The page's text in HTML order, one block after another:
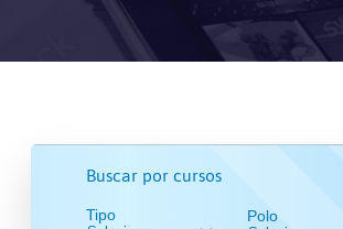
Buscar por cursos
Tipo Polo